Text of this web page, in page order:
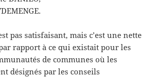
pas satisfaisant, mais c’est une nette
rapport à ce qui existait pour les
de communes où les
désignés par les conseils